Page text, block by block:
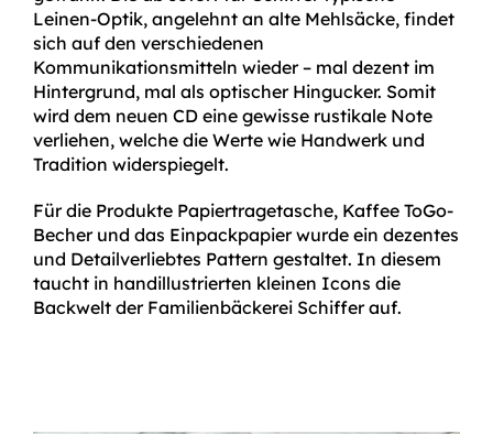
Leinen-Optik, angelehnt an alte Mehlsäcke, findet
sich auf den verschiedenen
Kommunikationsmitteln wieder – mal dezent im
Hintergrund, mal als optischer Hingucker. Somit
wird dem neuen CD eine gewisse rustikale Note
verliehen, welche die Werte wie Handwerk und
Tradition widerspiegelt.
Für die Produkte Papiertragetasche, Kaffee ToGo-
Becher und das Einpackpapier wurde ein dezentes
und Detailverliebtes Pattern gestaltet. In diesem
taucht in handillustrierten kleinen Icons die
Backwelt der Familienbäckerei Schiffer auf.